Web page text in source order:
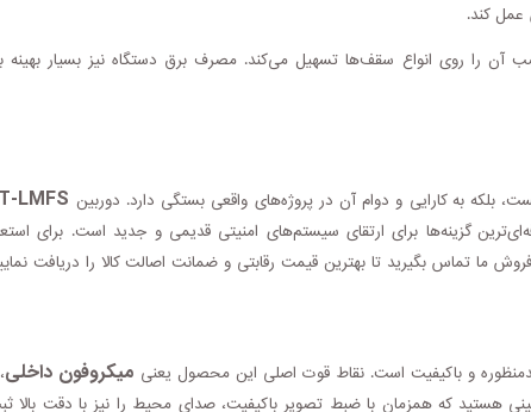
کند.
آن را روی انواع سقف‌ها تسهیل می‌کند. مصرف برق دستگاه نیز بسیار بهینه
بلکه به کارایی و دوام آن در پروژه‌های واقعی بستگی دارد. دوربین LMFS
گزینه‌ها برای ارتقای سیستم‌های امنیتی قدیمی و جدید است. برای
ما تماس بگیرید تا بهترین قیمت رقابتی و ضمانت اصالت کالا را دریافت
و باکیفیت است. نقاط قوت اصلی این محصول یعنی میکروفون داخلی،
هستید که همزمان با ضبط تصویر باکیفیت، صدای محیط را نیز با دقت